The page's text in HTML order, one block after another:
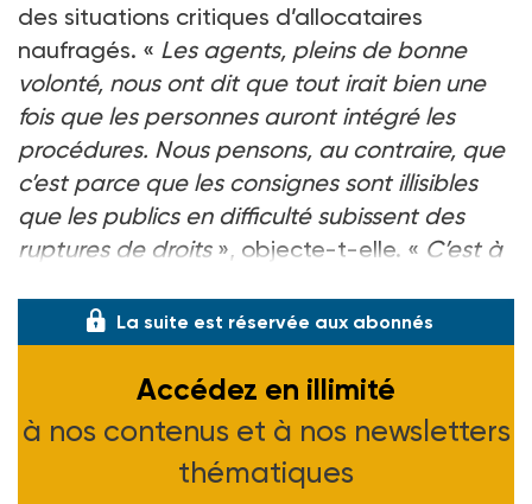
des situations critiques d’allocataires
naufragés. « Les agents, pleins de bonne
volonté, nous ont dit que tout irait bien une
fois que les personnes auront intégré les
procédures. Nous pensons, au contraire, que
c’est parce que les consignes sont illisibles
que les publics en difficulté subissent des
ruptures de droits», objecte-t-elle. « C’est à
La suite est réservée aux abonnés
Accédez en illimité
à nos contenus et à nos newsletters
thématiques